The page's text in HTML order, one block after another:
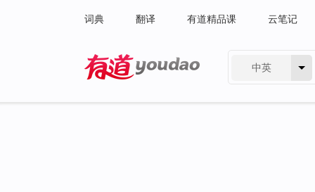
词典 翻译 有道精品课 云笔记
中英